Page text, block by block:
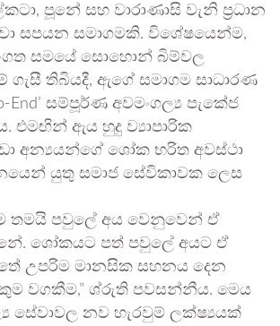
පූනේ සහ වාරාණාසි වැනි ප්‍රධාන
සපයන සමාගමකි. විශේෂයෙන්ම,
සමයේ සොහොන් බිම්වල
ගැසී තිබියදී, ඇගේ සමාගම සාධාරණ
End’ සම්පූර්ණ අවමංගල්‍ය පැකේජ
එමඟින් ඇය හුදු ව්‍යාපාරික
අන්‍යයන්ගේ ශෝක භරිත අවස්ථා
යුතු සමාජ සේවිකාවක ලෙස
තමයි පවුලේ අය වෙනුවෙන් ඒ
ශෝකයට පත් පවුලේ අයට ඒ
උපරිම මානසික සහනය දෙන
වගකීම,” ශ්රුති පවසන්නීය. මෙය
සේවාවල නව හැරවුම් ලක්ෂ්‍යයක්